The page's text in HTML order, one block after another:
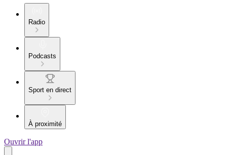
Radio
Podcasts
Sport en direct
À proximité
Ouvrir l'app